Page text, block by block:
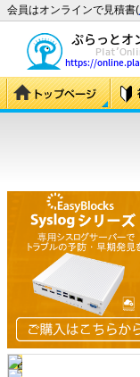
会員はオンラインで見積書(